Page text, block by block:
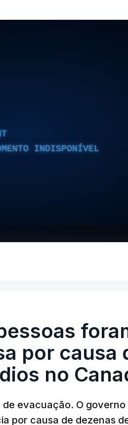
INDISPONÍVEL
por causa
no
evacuação. O
por causa de dezenas